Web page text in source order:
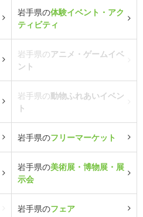
岩手県の体験イベント・アク
ティビティ
岩手県のアニメ・ゲームイベ
ント
岩手県の動物ふれあいイベン
ト
岩手県のフリーマーケット
岩手県の美術展・博物展・展
示会
岩手県のフェア